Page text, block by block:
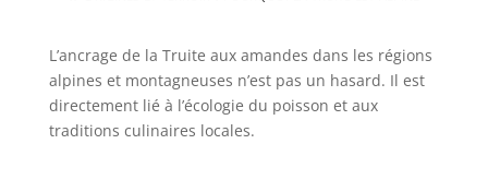
L’ancrage de la Truite aux amandes dans les régions
alpines et montagneuses n’est pas un hasard. Il est
directement lié à l’écologie du poisson et aux
traditions culinaires locales.